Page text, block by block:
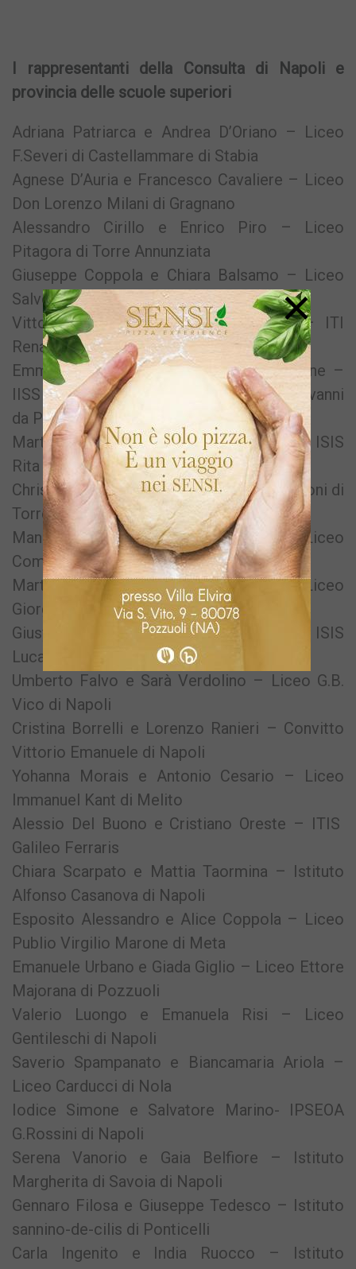
I rappresentanti della Consulta di Napoli e
provincia delle scuole superiori
Adriana Patriarca e Andrea D’Oriano – Liceo
F.Severi di Castellammare di Stabia
Agnese D’Auria e Francesco Cavaliere – Liceo
Don Lorenzo Milani di Gragnano
Alessandro Cirillo e Enrico Piro – Liceo
Pitagora di Torre Annunziata
Giuseppe Coppola e Chiara Balsamo – Liceo
Salvemini di Sorrento
Vittorio D’Amora e Christian Gargiulo – ITI
Renato Elia di Castellammare di Stabia
Emmanuele Ambrosino e Antonio Cascone –
IISS ITN Francesco Caracciolo – IM Giovanni
da Procida di Procida
Martina Napolano e Francesco de Fenza – ISIS
Rita Levi Montalcini di Quarto
Christian Meo e Annarita Siano – ITI Marconi di
Torre Annunziata
Manila Masullo e Sara Mammella – Liceo
Comenio di Napoli
Martina Cesareo e Achille Rizzotto – Liceo
Giorgio Buchner di Ischia
Giusy Romano e Maria Antonio Caggiano – ISIS
Luca Pacioli di Sant’Anastasia
Umberto Falvo e Sarà Verdolino – Liceo G.B.
Vico di Napoli
Cristina Borrelli e Lorenzo Ranieri – Convitto
Vittorio Emanuele di Napoli
Yohanna Morais e Antonio Cesario – Liceo
Immanuel Kant di Melito
Alessio Del Buono e Cristiano Oreste – ITIS
Galileo Ferraris
Chiara Scarpato e Mattia Taormina – Istituto
Alfonso Casanova di Napoli
Esposito Alessandro e Alice Coppola – Liceo
Publio Virgilio Marone di Meta
Emanuele Urbano e Giada Giglio – Liceo Ettore
Majorana di Pozzuoli
Valerio Luongo e Emanuela Risi – Liceo
Gentileschi di Napoli
Saverio Spampanato e Biancamaria Ariola –
Liceo Carducci di Nola
Iodice Simone e Salvatore Marino- IPSEOA
G.Rossini di Napoli
Serena Vanorio e Gaia Belfiore – Istituto
Margherita di Savoia di Napoli
Gennaro Filosa e Giuseppe Tedesco – Istituto
sannino-de-cilis di Ponticelli
Carla Ingenito e India Ruocco – Istituto
×